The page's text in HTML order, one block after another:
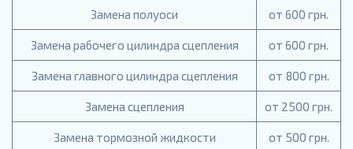
Замена полуоси от 600 грн.
Замена рабочего цилиндра сцепления от 600 грн.
Замена главного цилиндра сцепления от 800 грн.
Замена сцепления от 2500 грн.
Замена тормозной жидкости от 500 грн.